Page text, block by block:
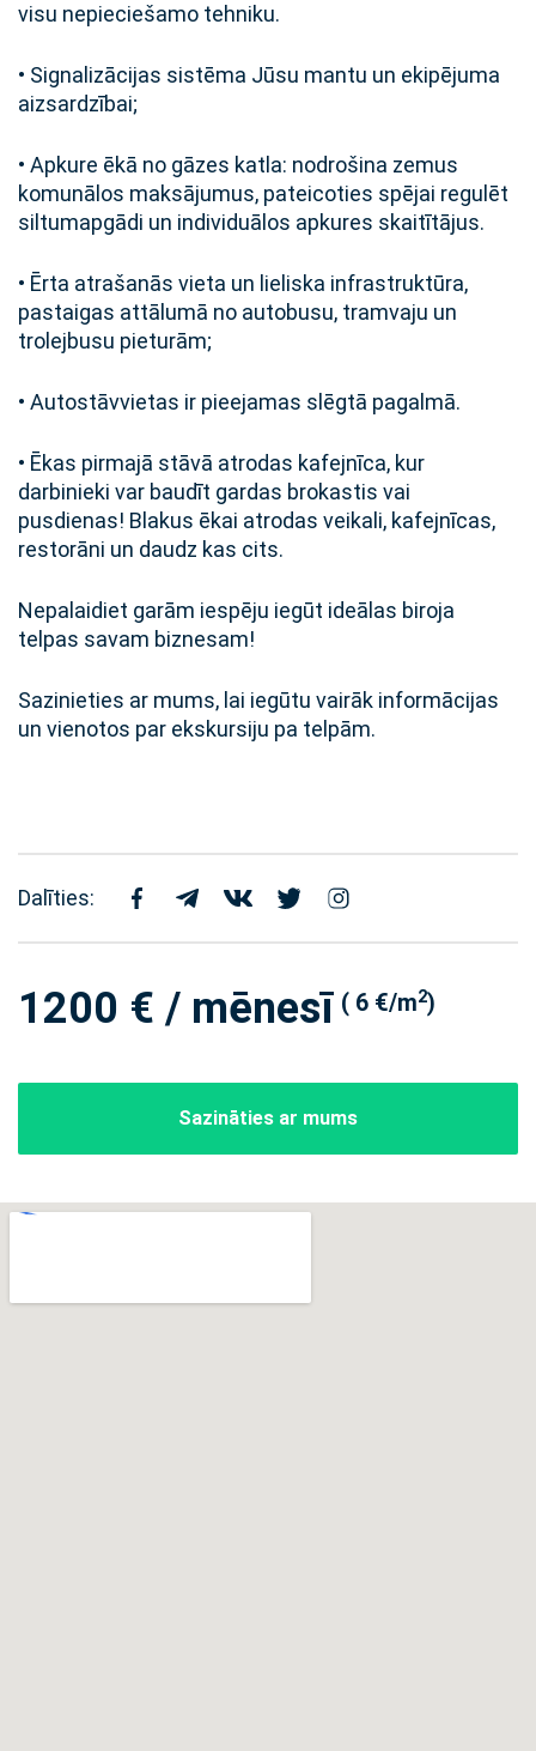
visu nepieciešamo tehniku.
• Signalizācijas sistēma Jūsu mantu un ekipējuma
aizsardzībai;
• Apkure ēkā no gāzes katla: nodrošina zemus
komunālos maksājumus, pateicoties spējai regulēt
siltumapgādi un individuālos apkures skaitītājus.
• Ērta atrašanās vieta un lieliska infrastruktūra,
pastaigas attālumā no autobusu, tramvaju un
trolejbusu pieturām;
• Autostāvvietas ir pieejamas slēgtā pagalmā.
• Ēkas pirmajā stāvā atrodas kafejnīca, kur
darbinieki var baudīt gardas brokastis vai
pusdienas! Blakus ēkai atrodas veikali, kafejnīcas,
restorāni un daudz kas cits.
Nepalaidiet garām iespēju iegūt ideālas biroja
telpas savam biznesam!
Sazinieties ar mums, lai iegūtu vairāk informācijas
un vienotos par ekskursiju pa telpām.
Dalīties:
1200 € / mēnesī ( 6 €/m2)
Sazināties ar mums